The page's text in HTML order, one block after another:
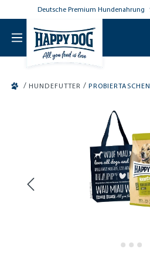
springen
Deutsche Premium Hundenahrung
/ HUNDEFUTTER / PROBIERTASCHEN